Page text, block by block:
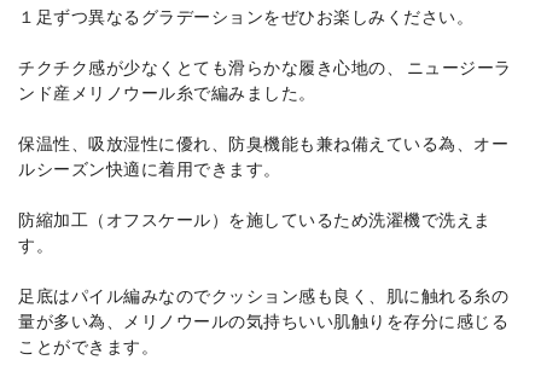
１足ずつ異なるグラデーションをぜひお楽しみください。
チクチク感が少なくとても滑らかな履き心地の、 ニュージーラ
ンド産メリノウール糸で編みました。
保温性、吸放湿性に優れ、防臭機能も兼ね備えている為、オー
ルシーズン快適に着用できます。
防縮加工（オフスケール）を施しているため洗濯機で洗えま
す。
足底はパイル編みなのでクッション感も良く、肌に触れる糸の
量が多い為、メリノウールの気持ちいい肌触りを存分に感じる
ことができます。